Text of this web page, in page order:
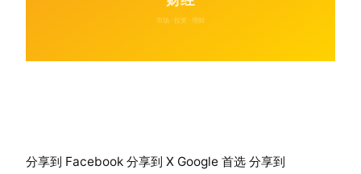
分享到 Facebook 分享到 X Google 首选 分享到